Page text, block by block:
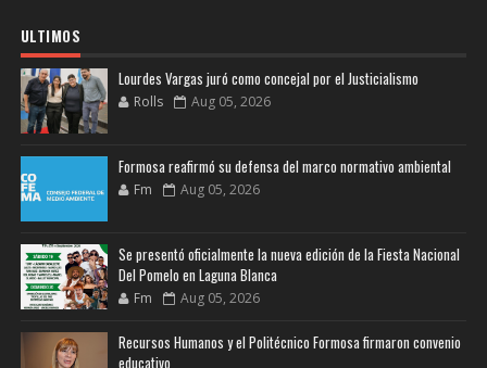
ULTIMOS
Lourdes Vargas juró como concejal por el Justicialismo
Rolls Aug 05, 2026
Formosa reafirmó su defensa del marco normativo ambiental
Fm Aug 05, 2026
Se presentó oficialmente la nueva edición de la Fiesta Nacional
Del Pomelo en Laguna Blanca
Fm Aug 05, 2026
Recursos Humanos y el Politécnico Formosa firmaron convenio
educativo